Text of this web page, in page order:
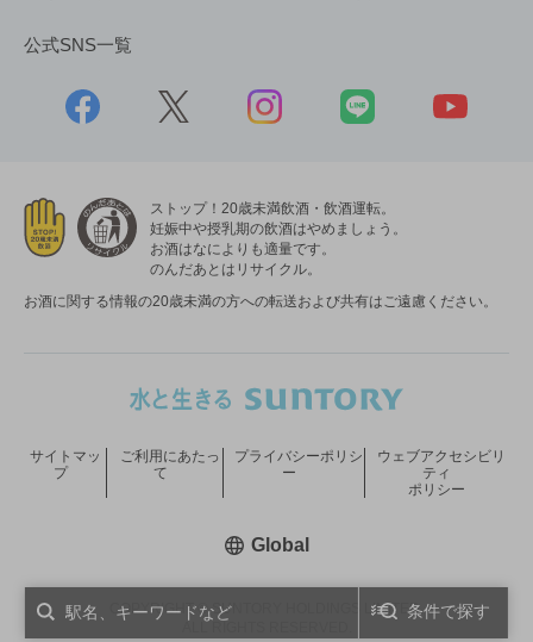
条件で探す
公式SNS一覧
ストップ！20歳未満飲酒・飲酒運転。
妊娠中や授乳期の飲酒はやめましょう。
お酒はなによりも適量です。
のんだあとはリサイクル。
お酒に関する情報の20歳未満の方への転送および共有はご遠慮ください。
COPYRIGHT © SUNTORY HOLDINGS LIMITED.
サイトマッ
プ
ご利用にあたっ
て
プライバシーポリシ
ー
ウェブアクセシビリ
ティ
ポリシー
Global新しいウィンドウで開く